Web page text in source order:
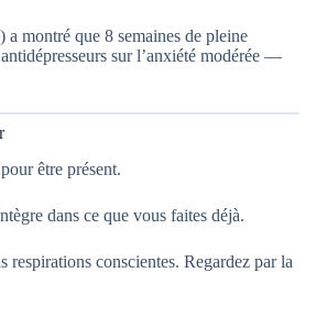
montré que 8 semaines de pleine
sur l’anxiété modérée —
être présent.
dans ce que vous faites déjà.
respirations conscientes. Regardez par la